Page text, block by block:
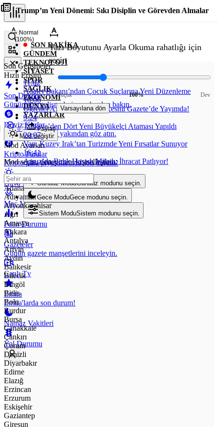
Hızlı Erişim
Son Dakika
Günün son gelişmelerine yakından bakın.
Döviz Kurlar
Piyasanın kalbine yakından göz atın.
Kripto Paralar
Kripto para piyasalarında son durum!
Hava Durumu
Maç Merkezi
Puan Durumu
Gazeteler
Günün gazete manşetlerini inceleyin.
Canlı Tv
Emtia
Emtia'larda son durum!
Namaz Vakitleri
Yol Durumu
SON DAKIKA
GÜNDEM
TEKNOLOJI
SIYASET
SPOR
SAĞLIK
EKONOMI
DÜNYA
YAZARLAR
Mod değiştir
Mod Ayarları
Mod seçin, deneyimini kişiselleştirin.
Gündüz ModuGündüz modunu seçin.
Gece ModuGece modunu seçin.
Sistem ModuSistem modunu seçin.
Son Gelişmeler
11:02
Adalet Bakanı’ndan Çocuk Suçlarına Yeni Düzenleme
10:06
Öğrenci Affı Yasa Tasarısı Resmi Gazete’de Yayımda!
9:24
Türkiye’den Dört Yeni Büyükelçi Ataması Yapıldı
20:07
Van, Kuzey Irak’tan Turizmde Yeni Fırsatlar Sunuyor
16:41
Arsuz’da Balık Hasadı Miladı: İhracat Patlıyor!
Adana
Adıyaman
Afyonkarahisar
Ağrı
Amasya
Ankara
Antalya
Artvin
Aydın
Balıkesir
Bilecik
Bingöl
Bitlis
Bolu
Burdur
Bursa
Çanakkale
Çankırı
Çorum
Denizli
Diyarbakır
Edirne
Elazığ
Erzincan
Erzurum
Eskişehir
Gaziantep
Giresun
Trump’ın Yeni Dönemi: Sıkı Disiplin ve Görevden Almalar
Normal
(100%)
Yazı Boyutunu Ayarla Okuma rahatlığı için
seçin
Küçük 100% Dev
Varsayılana dön
0 Paylaş